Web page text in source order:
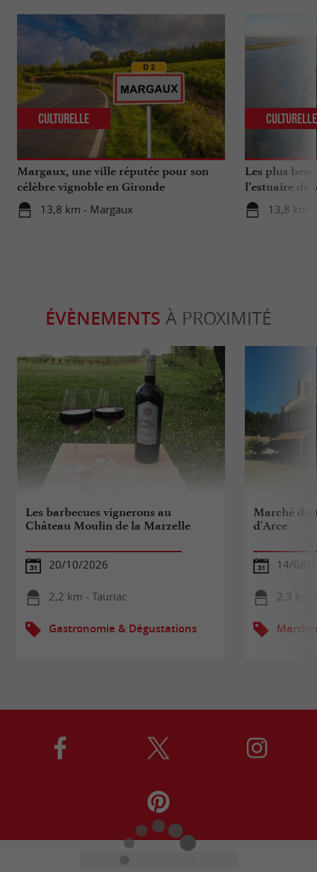
Margaux, une ville réputée pour son
célèbre vignoble en Gironde
13,8 km - Margaux
Culturelle
Les plus
l’estuaire de
13,8 km
Culturelle
ÉVÈNEMENTS À PROXIMITÉ
Les barbecues vignerons au
Château Moulin de la Marzelle
20/10/2026
2,2 km - Tauriac
Gastronomie & Dégustations
Marché du
d'Arce
14/08/
2,3 km